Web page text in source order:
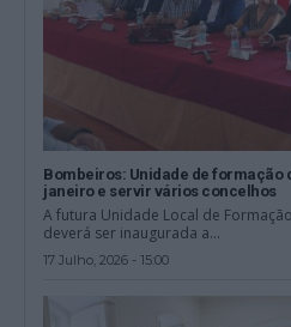
Bombeiros: Unidade de formação
janeiro e servir vários concelhos
A futura Unidade Local de
deverá ser inaugurada a...
17 Julho, 2026 - 15:00